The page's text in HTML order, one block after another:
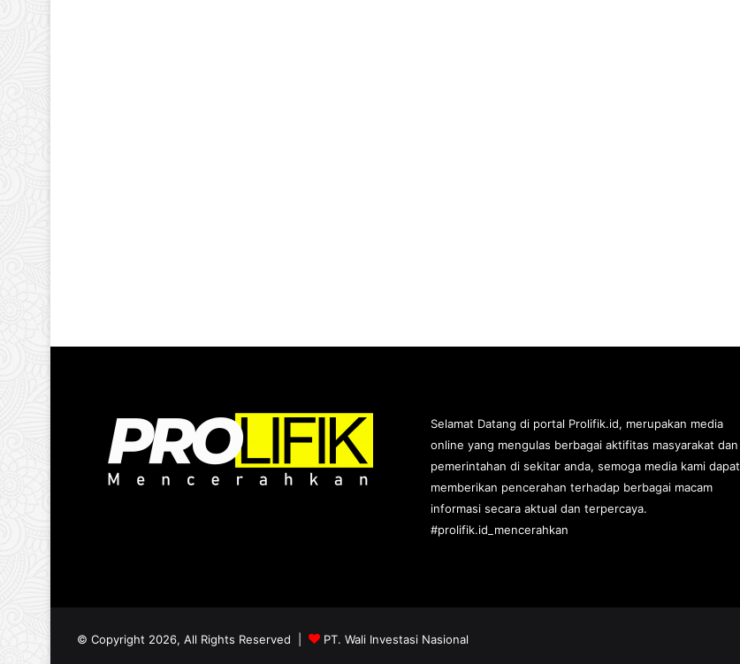
Selamat Datang di portal Prolifik.id, merupakan media
online yang mengulas berbagai aktifitas masyarakat dan
pemerintahan di sekitar anda, semoga media kami dapat
memberikan pencerahan terhadap berbagai macam
informasi secara aktual dan terpercaya.
#prolifik.id_mencerahkan
© Copyright 2026, All Rights Reserved | PT. Wali Investasi Nasional